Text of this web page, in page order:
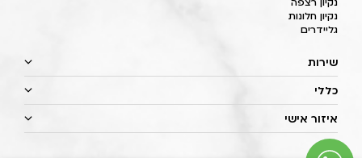
נקיון חלונות
גליידרים
שירות
כללי
איזור אישי